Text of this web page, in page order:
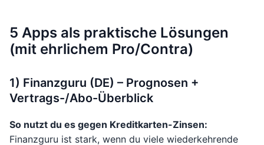
5 Apps als praktische Lösungen
(mit ehrlichem Pro/Contra)
1) Finanzguru (DE) – Prognosen +
Vertrags-/Abo-Überblick
So nutzt du es gegen Kreditkarten-Zinsen:
Finanzguru ist stark, wenn du viele wiederkehrende